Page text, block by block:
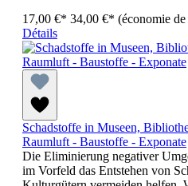
17,00 €* 34,00 €* (économie
Détails
Schadstoffe in Museen,
Raumluft - Baustoffe - Exponate
Die Eliminierung negativer
im Vorfeld das Entstehen von